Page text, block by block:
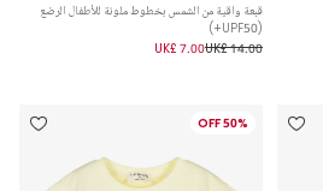
قبعة واقية من الشمس بخطوط ملونة للأطفال الرضع
(UPF50+)
UK£ 14.00
UK£ 7.00
50% OFF